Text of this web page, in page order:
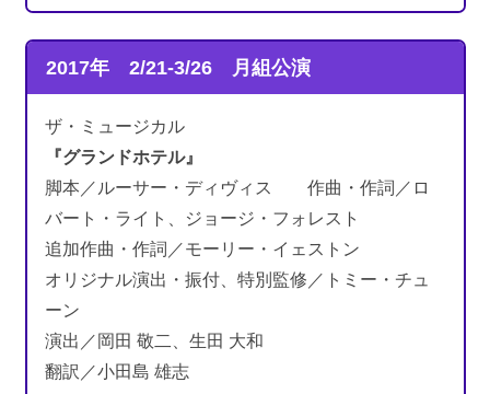
2017年 2/21-3/26 月組公演
ザ・ミュージカル
『グランドホテル』
脚本／ルーサー・ディヴィス 作曲・作詞／ロ
バート・ライト、ジョージ・フォレスト
追加作曲・作詞／モーリー・イェストン
オリジナル演出・振付、特別監修／トミー・チュ
ーン
演出／岡田 敬二、生田 大和
翻訳／小田島 雄志